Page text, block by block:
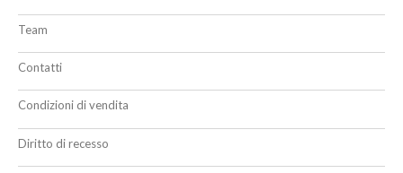
Team
Contatti
Condizioni di vendita
Diritto di recesso